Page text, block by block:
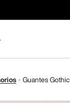
Guantes Gothic